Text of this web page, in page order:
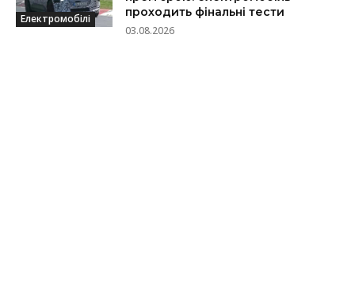
Електромобілі
проходить фінальні тести
03.08.2026